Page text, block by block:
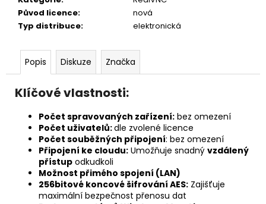
Původ licence:
nová
Typ distribuce: elektronická
Popis Diskuze Značka
Klíčové vlastnosti:
Počet spravovaných zařízení: bez omezení
Počet uživatelů:dle zvolené licence
Počet souběžných připojení: bez omezení
Připojení ke cloudu: Umožňuje snadný vzdálený
přístup odkudkoli
Možnost přimého spojení (LAN)
256bitové koncové šifrování AES: Zajišťuje
maximální bezpečnost přenosu dat
ANYDESK
SOLO
Kč